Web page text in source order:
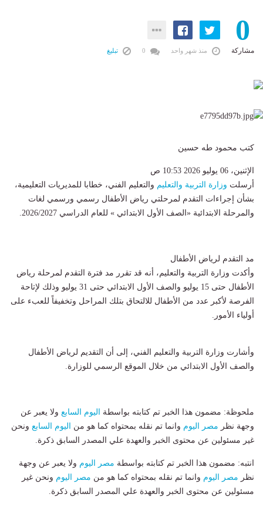
0
مشاركة منذ شهر واحد تبليغ
كتب محمود طه حسين
الإثنين، 06 يوليو 2026 10:53 ص
أرسلت وزارة التربية والتعليم والتعليم الفني، خطابا للمديريات التعليمية،
بشأن إجراءات التقدم لمرحلتي رياض الأطفال رسمي ورسمي لغات
والمرحلة الابتدائية «الصف الأول الابتدائي » للعام الدراسي 2026/2027.
مد التقدم لرياض الأطفال
وأكدت وزارة التربية والتعليم، أنه قد تقرر مد فترة التقدم لمرحلة رياض
الأطفال حتى 15 يوليو والصف الأول الابتدائي حتى 31 يوليو وذلك لإتاحة
الفرصة لأكبر عدد من الأطفال للالتحاق بتلك المراحل وتخفيفاً للعبء على
أولياء الأمور.
وأشارت وزارة التربية والتعليم الفني، إلى أن التقديم لرياض الأطفال
والصف الأول الابتدائي من خلال الموقع الرسمي للوزارة.
ملحوظة: مضمون هذا الخبر تم كتابته بواسطة اليوم السابع ولا يعبر عن
وجهة نظر مصر اليوم وانما تم نقله بمحتواه كما هو من اليوم السابع ونحن
غير مسئولين عن محتوى الخبر والعهدة علي المصدر السابق ذكرة.
انتبه: مضمون هذا الخبر تم كتابته بواسطة مصر اليوم ولا يعبر عن وجهة
نظر مصر اليوم وانما تم نقله بمحتواه كما هو من مصر اليوم ونحن غير
مسئولين عن محتوى الخبر والعهدة علي المصدر السابق ذكرة.